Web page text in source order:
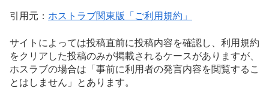
引用元： ホストラブ関東版「ご利用規約」
サイトによっては投稿直前に投稿内容を確認し、利用規約
をクリアした投稿のみが掲載されるケースがありますが、
ホスラブの場合は「事前に利用者の発言内容を閲覧するこ
とはしません」とあります。